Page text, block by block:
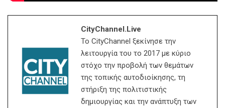
CityChannel.live
Το CityChannel ξεκίνησε την
λειτουργία του το 2017 με κύριο
στόχο την προβολή των θεμάτων
της τοπικής αυτοδιοίκησης, τη
στήριξη της πολιτιστικής
δημιουργίας και την ανάπτυξη των